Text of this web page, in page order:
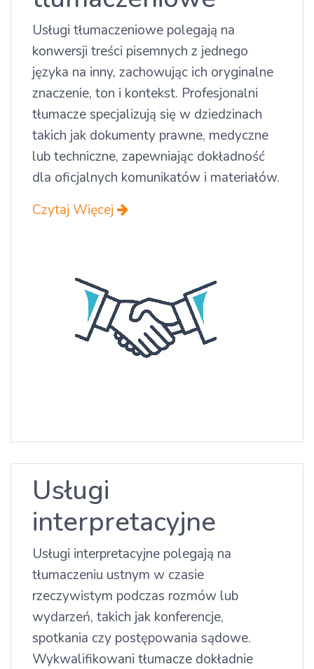
Usługi tłumaczeniowe polegają na
konwersji treści pisemnych z jednego
języka na inny, zachowując ich oryginalne
znaczenie, ton i kontekst. Profesjonalni
tłumacze specjalizują się w dziedzinach
takich jak dokumenty prawne, medyczne
lub techniczne, zapewniając dokładność
dla oficjalnych komunikatów i materiałów.
Czytaj Więcej
Usługi
interpretacyjne
Usługi interpretacyjne polegają na
tłumaczeniu ustnym w czasie
rzeczywistym podczas rozmów lub
wydarzeń, takich jak konferencje,
spotkania czy postępowania sądowe.
Wykwalifikowani tłumacze dokładnie